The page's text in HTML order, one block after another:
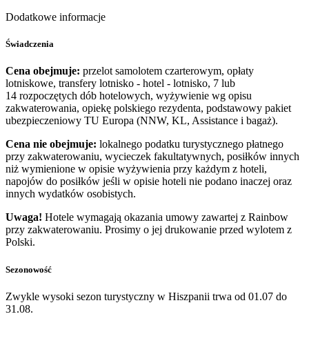
Dodatkowe informacje
Świadczenia
Cena obejmuje: przelot samolotem czarterowym, opłaty
lotniskowe, transfery lotnisko - hotel - lotnisko, 7 lub
14 rozpoczętych dób hotelowych, wyżywienie wg opisu
zakwaterowania, opiekę polskiego rezydenta, podstawowy pakiet
ubezpieczeniowy TU Europa (NNW, KL, Assistance i bagaż).
Cena nie obejmuje: lokalnego podatku turystycznego płatnego
przy zakwaterowaniu, wycieczek fakultatywnych, posiłków innych
niż wymienione w opisie wyżywienia przy każdym z hoteli,
napojów do posiłków jeśli w opisie hoteli nie podano inaczej oraz
innych wydatków osobistych.
Uwaga! Hotele wymagają okazania umowy zawartej z Rainbow
przy zakwaterowaniu. Prosimy o jej drukowanie przed wylotem z
Polski.
Sezonowość
Zwykle wysoki sezon turystyczny w Hiszpanii trwa od 01.07 do
31.08.